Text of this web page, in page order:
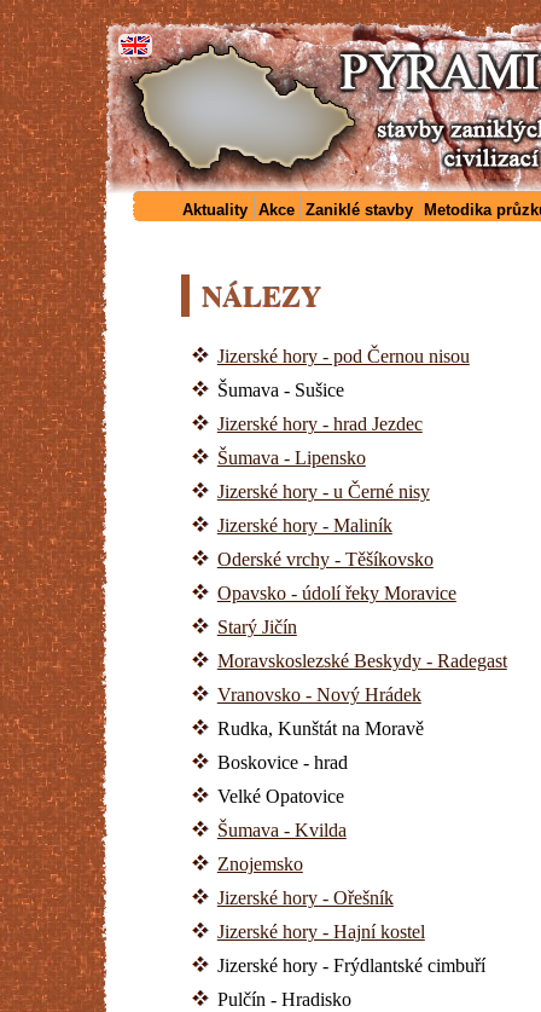
Aktuality Akce Zaniklé stavby Metodika
NÁLEZY
Jizerské hory - pod Černou nisou
Šumava - Sušice
Jizerské hory - hrad Jezdec
Šumava - Lipensko
Jizerské hory - u Černé nisy
Jizerské hory - Maliník
Oderské vrchy - Těšíkovsko
Opavsko - údolí řeky Moravice
Starý Jičín
Moravskoslezské Beskydy - Radegast
Vranovsko - Nový Hrádek
Rudka, Kunštát na Moravě
Boskovice - hrad
Velké Opatovice
Šumava - Kvilda
Znojemsko
Jizerské hory - Ořešník
Jizerské hory - Hajní kostel
Jizerské hory - Frýdlantské cimbuří
Pulčín - Hradisko